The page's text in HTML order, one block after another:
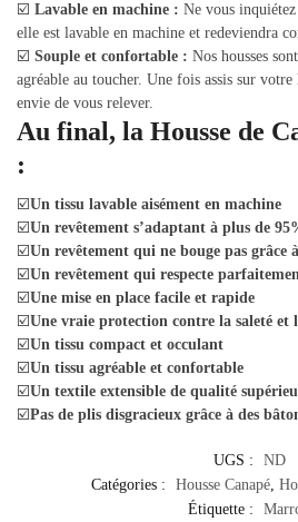
☑️ Lavable en machine : Ne vous inquiétez
elle est lavable en machine et redeviendra
☑️ Souple et confortable : Nos housses
agréable au toucher. Une fois assis sur votre
envie de vous relever.
Au final, la Housse de
:
☑️Un tissu lavable aisément en machine
☑️Un revêtement s’adaptant à plus de
☑️Un revêtement qui ne bouge pas grâce
☑️Un revêtement qui respecte
☑️Une mise en place facile et rapide
☑️Une vraie protection contre la saleté et
☑️Un tissu compact et occulant
☑️Un tissu agréable et confortable
☑️Un textile extensible de qualité
☑️Pas de plis disgracieux grâce à des
UGS :
ND
Catégories :
Housse Canapé,
Étiquette :